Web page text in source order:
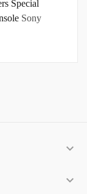
Special
Sony

